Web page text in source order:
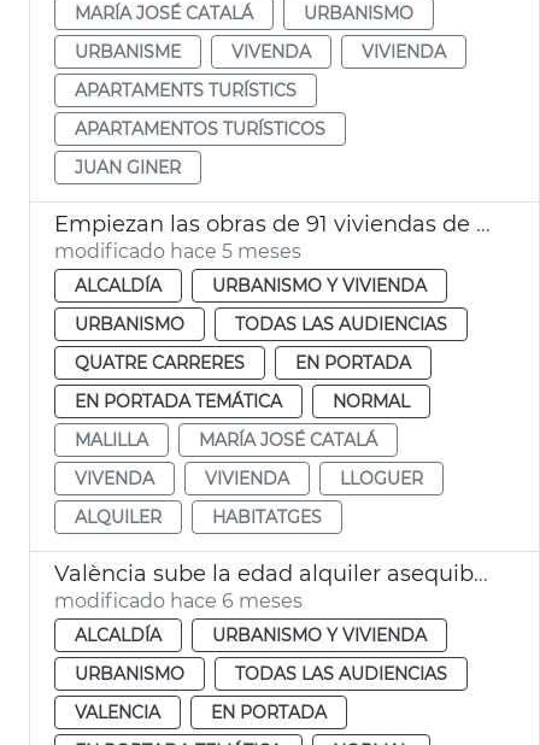
MARÍA JOSÉ CATALÁ
URBANISMO
URBANISME
VIVENDA
VIVIENDA
APARTAMENTS TURÍSTICS
APARTAMENTOS TURÍSTICOS
JUAN GINER
Empiezan las obras de 91 viviendas de alquiler social a Malilla València
modificado hace 5 meses
ALCALDÍA
URBANISMO Y VIVIENDA
URBANISMO
TODAS LAS AUDIENCIAS
QUATRE CARRERES
EN PORTADA
EN PORTADA TEMÁTICA
NORMAL
MALILLA
MARÍA JOSÉ CATALÁ
VIVENDA
VIVIENDA
LLOGUER
ALQUILER
HABITATGES
València sube la edad alquiler asequible joven a los 45 años
modificado hace 6 meses
ALCALDÍA
URBANISMO Y VIVIENDA
URBANISMO
TODAS LAS AUDIENCIAS
VALENCIA
EN PORTADA